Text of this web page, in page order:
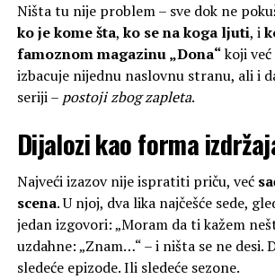
Ništa tu nije problem – sve dok ne
ko je kome šta,ko se na koga ljuti, i
famoznom magazinu „Dona“koji već
izbacuje nijednu naslovnu stranu, ali i
seriji – postoji zbog zapleta.
Dijalozi kao forma
Najveći izazov nije ispratiti priču, već
scena. U njoj, dva lika najčešće sede,
jedan izgovori: „Moram da ti kažem
uzdahne: „Znam…“ – i ništa se ne desi.
sledeće epizode. Ili sledeće sezone.